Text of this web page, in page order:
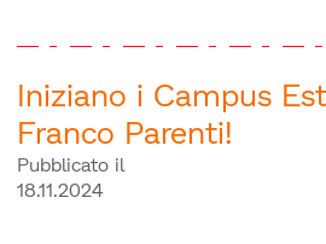
Iniziano i Campus
Franco Parenti!
Pubblicato il
18.11.2024